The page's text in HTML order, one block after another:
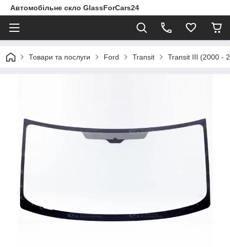
Автомобільне скло GlassForCars24
Товари та послуги Ford Transit Transit III (2000 -